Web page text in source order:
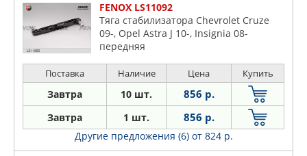
FENOX LS11092
Тяга стабилизатора Chevrolet Cruze
09-, Opel Astra J 10-, Insignia 08-
передняя
Поставка Наличие Цена Купить
Завтра 10 шт. 856 р.
Завтра 1 шт. 856 р.
Другие предложения (6) от 824 р.